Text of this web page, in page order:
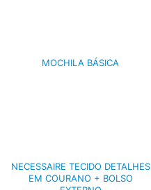
MOCHILA BÁSICA
NECESSAIRE TECIDO DETALHES
EM COURANO + BOLSO